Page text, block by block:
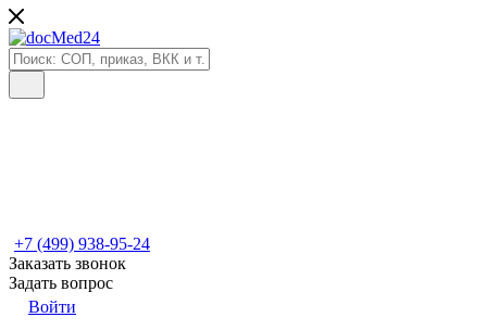
+7 (499) 938-95-24
Заказать звонок
Задать вопрос
Войти